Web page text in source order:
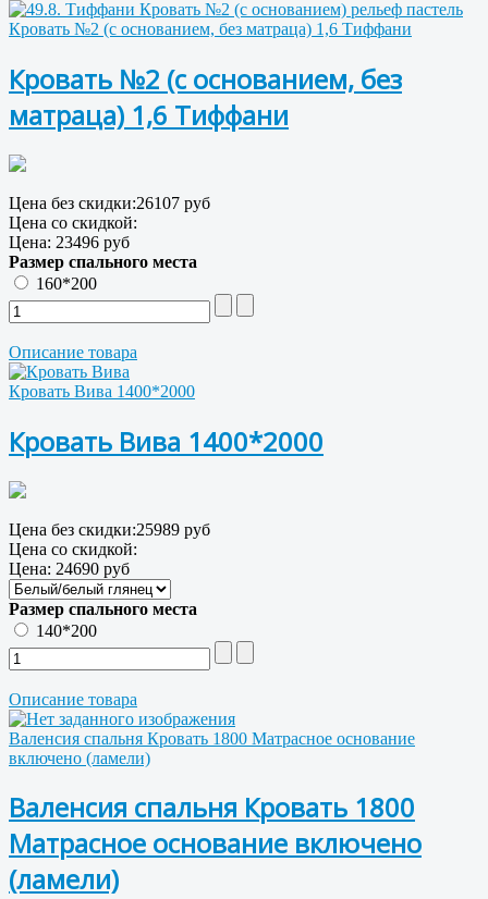
Кровать №2 (с основанием, без матраца) 1,6 Тиффани
Кровать №2 (с основанием, без
матраца) 1,6 Тиффани
Цена без скидки:26107 руб
Цена со скидкой:
Цена: 23496 руб
Размер спального места
160*200
Описание товара
Кровать Вива 1400*2000
Кровать Вива 1400*2000
Цена без скидки:25989 руб
Цена со скидкой:
Цена: 24690 руб
Размер спального места
140*200
Описание товара
Валенсия спальня Кровать 1800 Матрасное основание
включено (ламели)
Валенсия спальня Кровать 1800
Матрасное основание включено
(ламели)